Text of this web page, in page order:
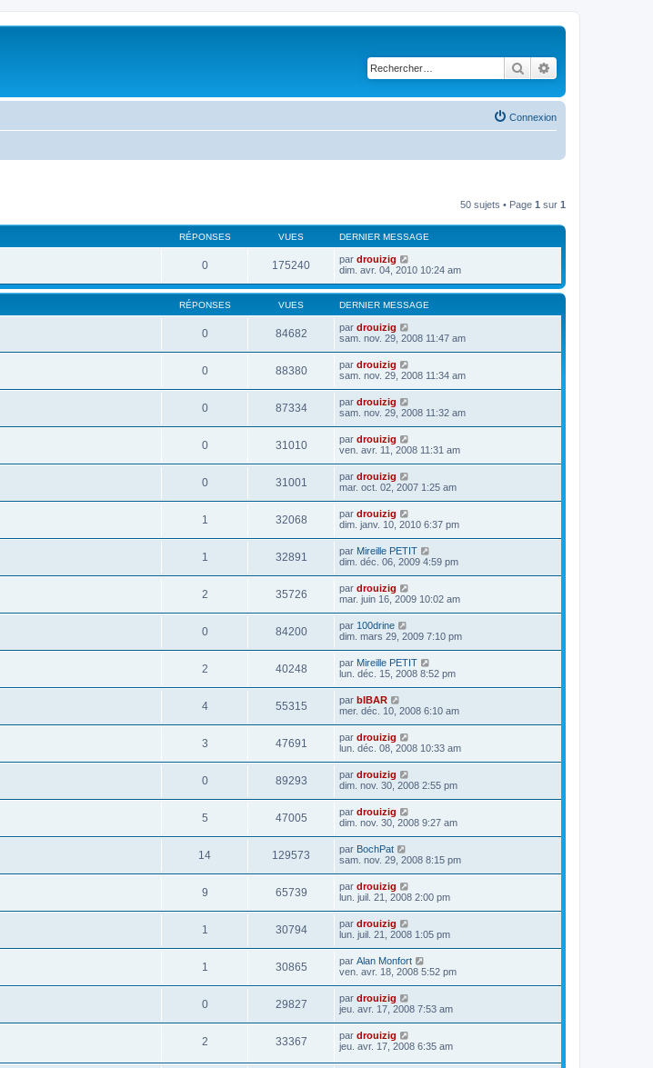
Rechercher
Connexion
50 sujets • Page 1 sur 1
RÉPONSES VUES DERNIER MESSAGE
0 175240 par drouizig
dim. avr. 04, 2010 10:24 am
RÉPONSES VUES DERNIER MESSAGE
0 84682 par drouizig
sam. nov. 29, 2008 11:47 am
0 88380 par drouizig
sam. nov. 29, 2008 11:34 am
0 87334 par drouizig
sam. nov. 29, 2008 11:32 am
0 31010 par drouizig
ven. avr. 11, 2008 11:31 am
0 31001 par drouizig
mar. oct. 02, 2007 1:25 am
1 32068 par drouizig
dim. janv. 10, 2010 6:37 pm
1 32891 par Mireille PETIT
dim. déc. 06, 2009 4:59 pm
2 35726 par drouizig
mar. juin 16, 2009 10:02 am
0 84200 par 100drine
dim. mars 29, 2009 7:10 pm
2 40248 par Mireille PETIT
lun. déc. 15, 2008 8:52 pm
4 55315 par bIBAR
mer. déc. 10, 2008 6:10 am
3 47691 par drouizig
lun. déc. 08, 2008 10:33 am
0 89293 par drouizig
dim. nov. 30, 2008 2:55 pm
5 47005 par drouizig
dim. nov. 30, 2008 9:27 am
14 129573 par BochPat
sam. nov. 29, 2008 8:15 pm
9 65739 par drouizig
lun. juil. 21, 2008 2:00 pm
1 30794 par drouizig
lun. juil. 21, 2008 1:05 pm
1 30865 par Alan Monfort
ven. avr. 18, 2008 5:52 pm
0 29827 par drouizig
jeu. avr. 17, 2008 7:53 am
2 33367 par drouizig
jeu. avr. 17, 2008 6:35 am